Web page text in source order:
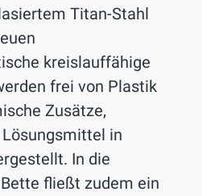
Titan-Stahl
kreislauffähige
frei von Plastik
Zusätze,
in
In die
fließt zudem ein